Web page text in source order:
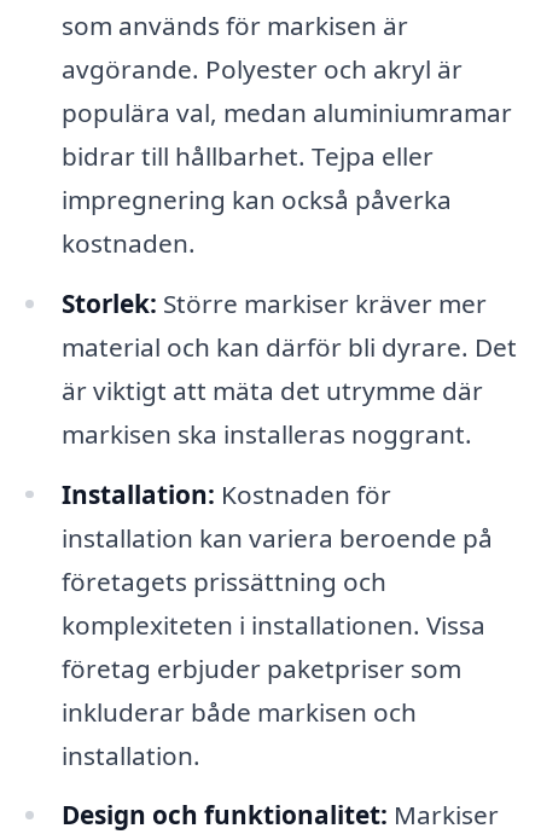
som används för markisen är
avgörande. Polyester och akryl är
populära val, medan aluminiumramar
bidrar till hållbarhet. Tejpa eller
impregnering kan också påverka
kostnaden.
Storlek: Större markiser kräver mer
material och kan därför bli dyrare. Det
är viktigt att mäta det utrymme där
markisen ska installeras noggrant.
Installation: Kostnaden för
installation kan variera beroende på
företagets prissättning och
komplexiteten i installationen. Vissa
företag erbjuder paketpriser som
inkluderar både markisen och
installation.
Design och funktionalitet: Markiser